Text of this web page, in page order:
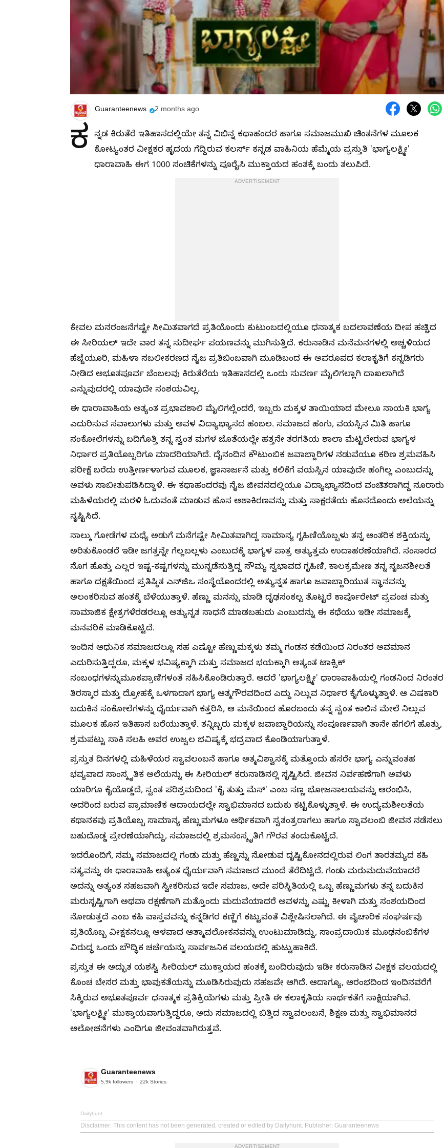
Guaranteenews 2 months ago
ಕ ನ್ನಡ ಕಿರುತೆರೆ ಇತಿಹಾಸದಲ್ಲಿಯೇ ತನ್ನ ವಿಭಿನ್ನ ಕಥಾಹಂದರ ಹಾಗೂ ಸಮಾಜಮುಖಿ ಚಿಂತನೆಗಳ ಮೂಲಕ
ಕೋಟ್ಯಂತರ ವೀಕ್ಷಕರ ಹೃದಯ ಗೆದ್ದಿರುವ ಕಲರ್ಸ್ ಕನ್ನಡ ವಾಹಿನಿಯ ಹೆಮ್ಮೆಯ ಪ್ರಸ್ತುತಿ 'ಭಾಗ್ಯಲಕ್ಷ್ಮೀ'
ಧಾರಾವಾಹಿ ಈಗ 1000 ಸಂಚಿಕೆಗಳನ್ನು ಪೂರೈಸಿ ಮುಕ್ತಾಯದ ಹಂತಕ್ಕೆ ಬಂದು ತಲುಪಿದೆ.
ADVERTISEMENT
ಕೇವಲ ಮನರಂಜನೆಗಷ್ಟೇ ಸೀಮಿತವಾಗದೆ ಪ್ರತಿಯೊಂದು ಕುಟುಂಬದಲ್ಲಿಯೂ ಧನಾತ್ಮಕ ಬದಲಾವಣೆಯ ದೀಪ ಹಚ್ಚಿದ
ಈ ಸೀರಿಯಲ್ ಇದೇ ವಾರ ತನ್ನ ಸುದೀರ್ಘ ಪಯಣವನ್ನು ಮುಗಿಸುತ್ತಿದೆ. ಕರುನಾಡಿನ ಮನೆಮನಗಳಲ್ಲಿ ಅಚ್ಚಳಿಯದ
ಹೆಜ್ಜೆಯೂರಿ, ಮಹಿಳಾ ಸಬಲೀಕರಣದ ನೈಜ ಪ್ರತಿಬಿಂಬವಾಗಿ ಮೂಡಿಬಂದ ಈ ಅಪರೂಪದ ಕಲಾಕೃತಿಗೆ ಕನ್ನಡಿಗರು
ನೀಡಿದ ಅಭೂತಪೂರ್ವ ಬೆಂಬಲವು ಕಿರುತೆರೆಯ ಇತಿಹಾಸದಲ್ಲಿ ಒಂದು ಸುವರ್ಣ ಮೈಲಿಗಲ್ಲಾಗಿ ದಾಖಲಾಗಿದೆ
ಎನ್ನುವುದರಲ್ಲಿ ಯಾವುದೇ ಸಂಶಯವಿಲ್ಲ.
ಈ ಧಾರಾವಾಹಿಯ ಅತ್ಯಂತ ಪ್ರಭಾವಶಾಲಿ ಮೈಲಿಗಲ್ಲೆಂದರೆ, ಇಬ್ಬರು ಮಕ್ಕಳ ತಾಯಿಯಾದ ಮೇಲೂ ನಾಯಕಿ ಭಾಗ್ಯ
ಎದುರಿಸುವ ಸವಾಲುಗಳು ಮತ್ತು ಅವಳ ವಿದ್ಯಾಭ್ಯಾಸದ ಹಂಬಲ. ಸಮಾಜದ ಹಂಗು, ವಯಸ್ಸಿನ ಮಿತಿ ಹಾಗೂ
ಸಂಕೋಲೆಗಳನ್ನು ಬದಿಗೊತ್ತಿ ತನ್ನ ಸ್ವಂತ ಮಗಳ ಜೊತೆಯಲ್ಲೇ ಹತ್ತನೇ ತರಗತಿಯ ಶಾಲಾ ಮೆಟ್ಟಿಲೇರುವ ಭಾಗ್ಯಳ
ನಿರ್ಧಾರ ಪ್ರತಿಯೊಬ್ಬರಿಗೂ ಮಾದರಿಯಾಗಿದೆ. ದೈನಂದಿನ ಕೌಟುಂಬಿಕ ಜವಾಬ್ದಾರಿಗಳ ನಡುವೆಯೂ ಕಠಿಣ ಶ್ರಮವಹಿಸಿ
ಪರೀಕ್ಷೆ ಬರೆದು ಉತ್ತೀರ್ಣಳಾಗುವ ಮೂಲಕ, ಜ್ಞಾನಾರ್ಜನೆ ಮತ್ತು ಕಲಿಕೆಗೆ ವಯಸ್ಸಿನ ಯಾವುದೇ ಹಂಗಿಲ್ಲ ಎಂಬುದನ್ನು
ಅವಳು ಸಾಬೀತುಪಡಿಸಿದ್ದಾಳೆ. ಈ ಕಥಾಹಂದರವು ನೈಜ ಜೀವನದಲ್ಲಿಯೂ ವಿದ್ಯಾಭ್ಯಾಸದಿಂದ ವಂಚಿತರಾಗಿದ್ದ ನೂರಾರು
ಮಹಿಳೆಯರಲ್ಲಿ ಮರಳಿ ಓದುವಂತೆ ಮಾಡುವ ಹೊಸ ಆಶಾಕಿರಣವನ್ನು ಮತ್ತು ಸಾಕ್ಷರತೆಯ ಹೊಸದೊಂದು ಅಲೆಯನ್ನು
ಸೃಷ್ಟಿಸಿದೆ.
ನಾಲ್ಕು ಗೋಡೆಗಳ ಮಧ್ಯೆ ಅಡುಗೆ ಮನೆಗಷ್ಟೇ ಸೀಮಿತವಾಗಿದ್ದ ಸಾಮಾನ್ಯ ಗೃಹಿಣಿಯೊಬ್ಬಳು ತನ್ನ ಆಂತರಿಕ ಶಕ್ತಿಯನ್ನು
ಅರಿತುಕೊಂಡರೆ ಇಡೀ ಜಗತ್ತನ್ನೇ ಗೆಲ್ಲಬಲ್ಲಳು ಎಂಬುದಕ್ಕೆ ಭಾಗ್ಯಳ ಪಾತ್ರ ಅತ್ಯುತ್ತಮ ಉದಾಹರಣೆಯಾಗಿದೆ. ಸಂಸಾರದ
ನೊಗ ಹೊತ್ತು ಎಲ್ಲರ ಇಷ್ಟ-ಕಷ್ಟಗಳನ್ನು ಮುನ್ನಡೆಸುತ್ತಿದ್ದ ಸೌಮ್ಯ ಸ್ವಭಾವದ ಗೃಹಿಣಿ, ಕಾಲಕ್ರಮೇಣ ತನ್ನ ಸೃಜನಶೀಲತೆ
ಹಾಗೂ ದಕ್ಷತೆಯಿಂದ ಪ್ರತಿಷ್ಠಿತ ಎನ್‌ಜಿಒ ಸಂಸ್ಥೆಯೊಂದರಲ್ಲಿ ಅತ್ಯುನ್ನತ ಹಾಗೂ ಜವಾಬ್ದಾರಿಯುತ ಸ್ಥಾನವನ್ನು
ಅಲಂಕರಿಸುವ ಹಂತಕ್ಕೆ ಬೆಳೆಯುತ್ತಾಳೆ. ಹೆಣ್ಣು ಮನಸ್ಸು ಮಾಡಿ ದೃಢಸಂಕಲ್ಪ ತೊಟ್ಟರೆ ಕಾರ್ಪೊರೇಟ್ ಪ್ರಪಂಚ ಮತ್ತು
ಸಾಮಾಜಿಕ ಕ್ಷೇತ್ರಗಳೆರಡರಲ್ಲೂ ಅತ್ಯುನ್ನತ ಸಾಧನೆ ಮಾಡಬಹುದು ಎಂಬುದನ್ನು ಈ ಕಥೆಯು ಇಡೀ ಸಮಾಜಕ್ಕೆ
ಮನವರಿಕೆ ಮಾಡಿಕೊಟ್ಟಿದೆ.
ಇಂದಿನ ಆಧುನಿಕ ಸಮಾಜದಲ್ಲೂ ಸಹ ಎಷ್ಟೋ ಹೆಣ್ಣುಮಕ್ಕಳು ತಮ್ಮ ಗಂಡನ ಕಡೆಯಿಂದ ನಿರಂತರ ಅವಮಾನ
ಎದುರಿಸುತ್ತಿದ್ದರೂ, ಮಕ್ಕಳ ಭವಿಷ್ಯಕ್ಕಾಗಿ ಮತ್ತು ಸಮಾಜದ ಭಯಕ್ಕಾಗಿ ಅತ್ಯಂತ ಟಾಕ್ಸಿಕ್‌
ಸಂಬಂಧಗಳನ್ನುಮೂಕಪ್ರಾಣಿಗಳಂತೆ ಸಹಿಸಿಕೊಂಡಿರುತ್ತಾರೆ. ಆದರೆ 'ಭಾಗ್ಯಲಕ್ಷ್ಮೀ' ಧಾರಾವಾಹಿಯಲ್ಲಿ ಗಂಡನಿಂದ ನಿರಂತರ
ತಿರಸ್ಕಾರ ಮತ್ತು ದ್ರೋಹಕ್ಕೆ ಒಳಗಾದಾಗ ಭಾಗ್ಯ ಆತ್ಮಗೌರವದಿಂದ ಎದ್ದು ನಿಲ್ಲುವ ನಿರ್ಧಾರ ಕೈಗೊಳ್ಳುತ್ತಾಳೆ. ಆ ವಿಷಕಾರಿ
ಬದುಕಿನ ಸಂಕೋಲೆಗಳನ್ನು ಧೈರ್ಯವಾಗಿ ಕತ್ತರಿಸಿ, ಆ ಮನೆಯಿಂದ ಹೊರಬಂದು ತನ್ನ ಸ್ವಂತ ಕಾಲಿನ ಮೇಲೆ ನಿಲ್ಲುವ
ಮೂಲಕ ಹೊಸ ಇತಿಹಾಸ ಬರೆಯುತ್ತಾಳೆ. ತನ್ನಿಬ್ಬರು ಮಕ್ಕಳ ಜವಾಬ್ದಾರಿಯನ್ನು ಸಂಪೂರ್ಣವಾಗಿ ತಾನೇ ಹೆಗಲಿಗೆ ಹೊತ್ತು,
ಶ್ರಮಪಟ್ಟು ಸಾಕಿ ಸಲಹಿ ಅವರ ಉಜ್ವಲ ಭವಿಷ್ಯಕ್ಕೆ ಭದ್ರವಾದ ಕೊಂಡಿಯಾಗುತ್ತಾಳೆ.
ಪ್ರಸ್ತುತ ದಿನಗಳಲ್ಲಿ ಮಹಿಳೆಯರ ಸ್ವಾವಲಂಬನೆ ಹಾಗೂ ಆತ್ಮವಿಶ್ವಾಸಕ್ಕೆ ಮತ್ತೊಂದು ಹೆಸರೇ ಭಾಗ್ಯ ಎನ್ನುವಂತಹ
ಭವ್ಯವಾದ ಸಾಂಸ್ಕೃತಿಕ ಅಲೆಯನ್ನು ಈ ಸೀರಿಯಲ್ ಕರುನಾಡಿನಲ್ಲಿ ಸೃಷ್ಟಿಸಿದೆ. ಜೀವನ ನಿರ್ವಹಣೆಗಾಗಿ ಅವಳು
ಯಾರಿಗೂ ಕೈಯೊಡ್ಡದೆ, ಸ್ವಂತ ಪರಿಶ್ರಮದಿಂದ 'ಕೈ ತುತ್ತು ಮೆಸ್' ಎಂಬ ಸಣ್ಣ ಭೋಜನಾಲಯವನ್ನು ಆರಂಭಿಸಿ,
ಅದರಿಂದ ಬರುವ ಪ್ರಾಮಾಣಿಕ ಆದಾಯದಲ್ಲೇ ಸ್ವಾಭಿಮಾನದ ಬದುಕು ಕಟ್ಟಿಕೊಳ್ಳುತ್ತಾಳೆ. ಈ ಉದ್ಯಮಶೀಲತೆಯ
ಕಥಾನಕವು ಪ್ರತಿಯೊಬ್ಬ ಸಾಮಾನ್ಯ ಹೆಣ್ಣುಮಗಳೂ ಆರ್ಥಿಕವಾಗಿ ಸ್ವತಂತ್ರರಾಗಲು ಹಾಗೂ ಸ್ವಾವಲಂಬಿ ಜೀವನ ನಡೆಸಲು
ಬಹುದೊಡ್ಡ ಪ್ರೇರಣೆಯಾಗಿದ್ದು, ಸಮಾಜದಲ್ಲಿ ಶ್ರಮಸಂಸ್ಕೃತಿಗೆ ಗೌರವ ತಂದುಕೊಟ್ಟಿದೆ.
ಇದರೊಂದಿಗೆ, ನಮ್ಮ ಸಮಾಜದಲ್ಲಿ ಗಂಡು ಮತ್ತು ಹೆಣ್ಣನ್ನು ನೋಡುವ ದೃಷ್ಟಿಕೋನದಲ್ಲಿರುವ ಲಿಂಗ ತಾರತಮ್ಯದ ಕಹಿ
ಸತ್ಯವನ್ನು ಈ ಧಾರಾವಾಹಿ ಅತ್ಯಂತ ಧೈರ್ಯವಾಗಿ ಸಮಾಜದ ಮುಂದೆ ತೆರೆದಿಟ್ಟಿದೆ. ಗಂಡು ಮರುಮದುವೆಯಾದರೆ
ಅದನ್ನು ಅತ್ಯಂತ ಸಹಜವಾಗಿ ಸ್ವೀಕರಿಸುವ ಇದೇ ಸಮಾಜ, ಅದೇ ಪರಿಸ್ಥಿತಿಯಲ್ಲಿ ಒಬ್ಬ ಹೆಣ್ಣುಮಗಳು ತನ್ನ ಬದುಕಿನ
ಮರುಸೃಷ್ಟಿಗಾಗಿ ಅಥವಾ ರಕ್ಷಣೆಗಾಗಿ ಮತ್ತೊಂದು ಮದುವೆಯಾದರೆ ಅವಳನ್ನು ಎಷ್ಟು ಕೀಳಾಗಿ ಮತ್ತು ಸಂಶಯದಿಂದ
ನೋಡುತ್ತದೆ ಎಂಬ ಕಹಿ ವಾಸ್ತವವನ್ನು ಕನ್ನಡಿಗರ ಕಣ್ಣಿಗೆ ಕಟ್ಟುವಂತೆ ವಿಶ್ಲೇಷಿಸಲಾಗಿದೆ. ಈ ವೈಚಾರಿಕ ಸಂಘರ್ಷವು
ಪ್ರತಿಯೊಬ್ಬ ವೀಕ್ಷಕನಲ್ಲೂ ಆಳವಾದ ಆತ್ಮಾವಲೋಕನವನ್ನು ಉಂಟುಮಾಡಿದ್ದು, ಸಾಂಪ್ರದಾಯಿಕ ಮೂಢನಂಬಿಕೆಗಳ
ವಿರುದ್ಧ ಒಂದು ಬೌದ್ಧಿಕ ಚರ್ಚೆಯನ್ನು ಸಾರ್ವಜನಿಕ ವಲಯದಲ್ಲಿ ಹುಟ್ಟುಹಾಕಿದೆ.
ಪ್ರಸ್ತುತ ಈ ಅದ್ಭುತ ಯಶಸ್ವಿ ಸೀರಿಯಲ್ ಮುಕ್ತಾಯದ ಹಂತಕ್ಕೆ ಬಂದಿರುವುದು ಇಡೀ ಕರುನಾಡಿನ ವೀಕ್ಷಕ ವಲಯದಲ್ಲಿ
ಕೊಂಚ ಬೇಸರ ಮತ್ತು ಭಾವುಕತೆಯನ್ನು ಮೂಡಿಸಿರುವುದು ಸಹಜವೇ ಆಗಿದೆ. ಆದಾಗ್ಯೂ, ಆರಂಭದಿಂದ ಇಂದಿನವರೆಗೆ
ಸಿಕ್ಕಿರುವ ಅಭೂತಪೂರ್ವ ಧನಾತ್ಮಕ ಪ್ರತಿಕ್ರಿಯೆಗಳು ಮತ್ತು ಪ್ರೀತಿ ಈ ಕಲಾಕೃತಿಯ ಸಾರ್ಥಕತೆಗೆ ಸಾಕ್ಷಿಯಾಗಿವೆ.
'ಭಾಗ್ಯಲಕ್ಷ್ಮೀ' ಮುಕ್ತಾಯವಾಗುತ್ತಿದ್ದರೂ, ಅದು ಸಮಾಜದಲ್ಲಿ ಬಿತ್ತಿದ ಸ್ವಾವಲಂಬನೆ, ಶಿಕ್ಷಣ ಮತ್ತು ಸ್ವಾಭಿಮಾನದ
ಆಲೋಚನೆಗಳು ಎಂದಿಗೂ ಜೀವಂತವಾಗಿರುತ್ತವೆ.
Guaranteenews
5.9k followers 22k Stories
Dailyhunt
Disclaimer: This content has not been generated, created or edited by Dailyhunt. Publisher: Guaranteenews